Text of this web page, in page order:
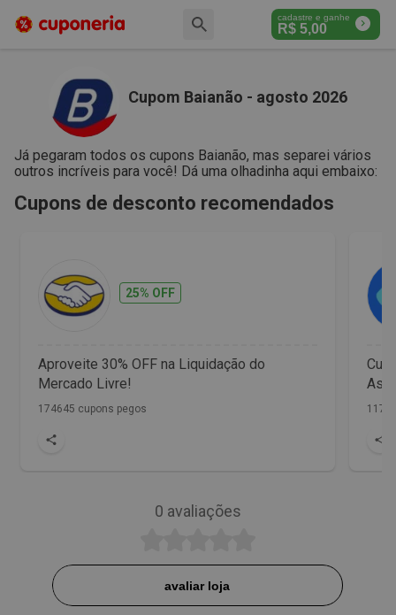
cadastre e ganhe
R$ 5,00
Cupom Baianão - agosto 2026
Já pegaram todos os cupons Baianão, mas separei vários
outros incríveis para você! Dá uma olhadinha aqui embaixo:
Cupons de desconto recomendados
25% OFF
Aproveite 30% OFF na Liquidação do
Mercado Livre!
174645 cupons pegos 1172
0 avaliações
avaliar loja